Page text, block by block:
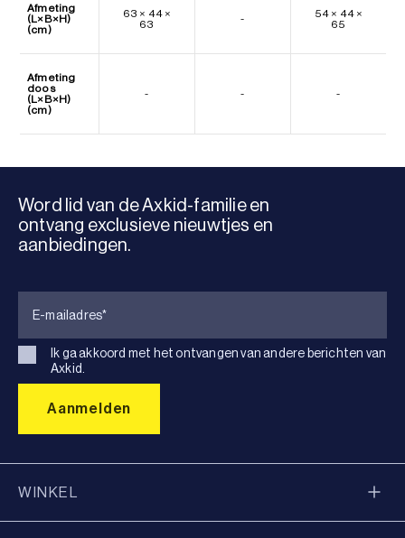
Afmeting
(L×B×H)
(cm)
63 × 44 ×
63
-
54 × 44 ×
65
Afmeting
doos
(L×B×H)
(cm)
- - -
Word lid van de Axkid-familie en
ontvang exclusieve nieuwtjes en
aanbiedingen.
Ik ga akkoord met het ontvangen van andere berichten van
Axkid.
WINKEL